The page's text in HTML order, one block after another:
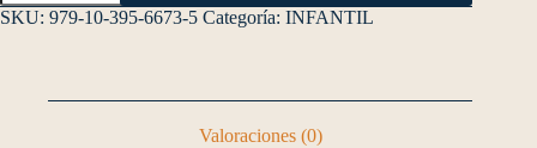
SKU: 979-10-395-6673-5 Categoría: INFANTIL
Valoraciones (0)